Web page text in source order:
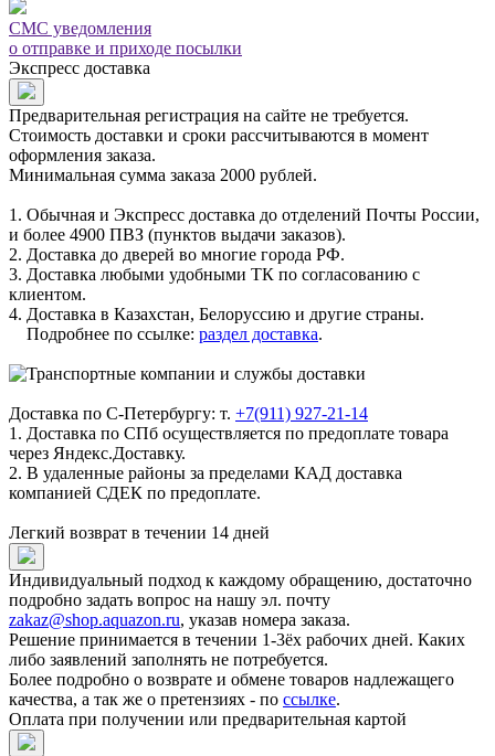
СМС уведомления
о отправке и приходе посылки
Экспресс доставка
Предварительная регистрация на сайте не требуется.
Стоимость доставки и сроки рассчитываются в момент
оформления заказа.
Минимальная сумма заказа 2000 рублей.
1. Обычная и Экспресс доставка до отделений Почты России,
и более 4900 ПВЗ (пунктов выдачи заказов).
2. Доставка до дверей во многие города РФ.
3. Доставка любыми удобными ТК по согласованию с
клиентом.
4. Доставка в Казахстан, Белоруссию и другие страны.
Подробнее по ссылке: раздел доставка.
Доставка по С-Петербургу: т. +7(911) 927-21-14
1. Доставка по СПб осуществляется по предоплате товара
через Яндекс.Доставку.
2. В удаленные районы за пределами КАД доставка
компанией СДЕК по предоплате.
Легкий возврат в течении 14 дней
Индивидуальный подход к каждому обращению, достаточно
подробно задать вопрос на нашу эл. почту
zakaz@shop.aquazon.ru, указав номера заказа.
Решение принимается в течении 1-3ёх рабочих дней. Каких
либо заявлений заполнять не потребуется.
Более подробно о возврате и обмене товаров надлежащего
качества, а так же о претензиях - по ссылке.
Оплата при получении или предварительная картой